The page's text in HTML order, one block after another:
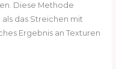
Diese Methode
das Streichen mit
Ergebnis an Texturen